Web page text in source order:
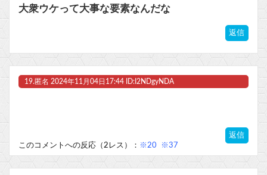
大衆ウケって大事な要素なんだな
返信
19. 匿名 2024年11月04日17:44 ID:I2NDgyNDA
返信
このコメントへの反応（2レス）： ※20 ※37